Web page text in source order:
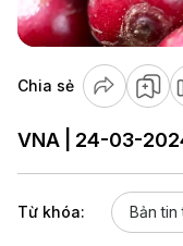
Chia sẻ
VNA | 24-03-
Từ khóa: Bản tin